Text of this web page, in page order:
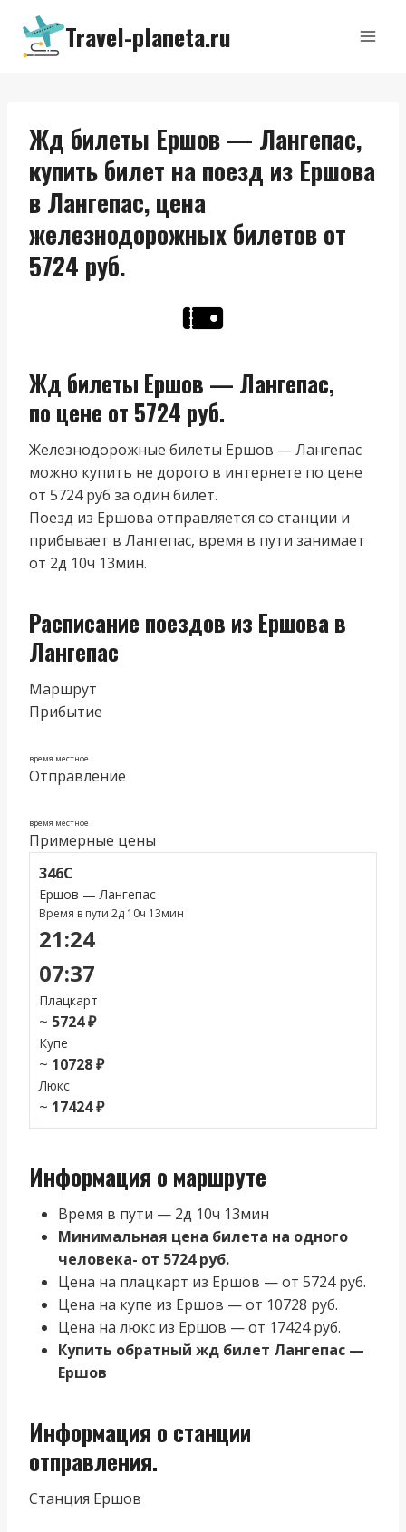
Перейти
содержимому
Travel-planeta.ru
Жд билеты Ершов — Лангепас,
купить билет на поезд из Ершова
в Лангепас, цена
железнодорожных билетов от
5724 руб.
Жд билеты Ершов — Лангепас,
по цене от 5724 руб.
Железнодорожные билеты Ершов — Лангепас
можно купить не дорого в интернете по цене
от 5724 руб за один билет.
Поезд из Ершова отправляется со станции и
прибывает в Лангепас, время в пути занимает
от 2д 10ч 13мин.
Расписание поездов из Ершова в
Лангепас
Маршрут
Прибытие
время местное
Отправление
время местное
Примерные цены
346С
Ершов — Лангепас
Время в пути 2д 10ч 13мин
21:24
07:37
Плацкарт
~ 5724 ₽
Купе
~ 10728 ₽
Люкс
~ 17424 ₽
Информация о маршруте
Время в пути — 2д 10ч 13мин
Минимальная цена билета на одного
человека- от 5724 руб.
Цена на плацкарт из Ершов — от 5724 руб.
Цена на купе из Ершов — от 10728 руб.
Цена на люкс из Ершов — от 17424 руб.
Купить обратный жд билет Лангепас —
Ершов
Информация о станции
отправления.
Станция Ершов